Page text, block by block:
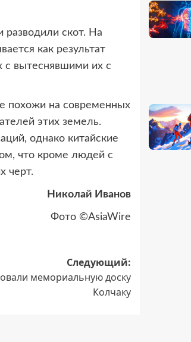
скот. На
как результат
с вытеснявшими их с
похожи на современных
этих земель.
однако китайские
что кроме людей с
черт.
Николай Иванов
Фото ©AsiaWire
Следующий:
мемориальную доску
Колчаку